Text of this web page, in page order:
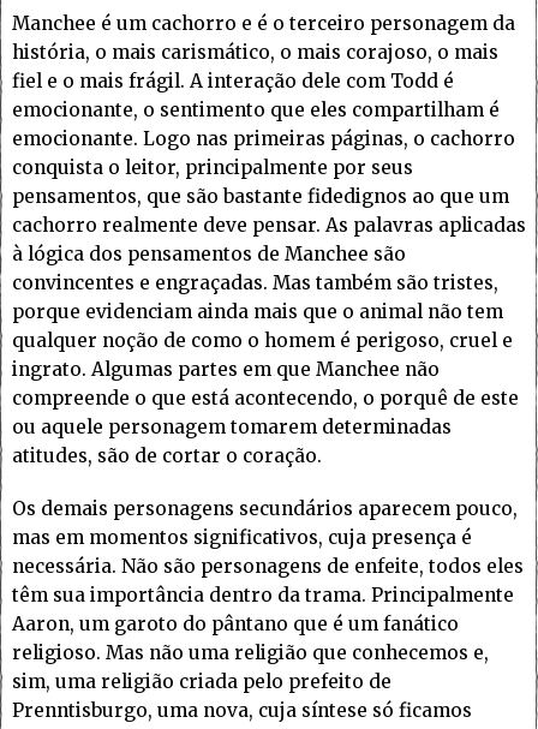
Manchee é um cachorro e é o terceiro personagem da
história, o mais carismático, o mais corajoso, o mais
fiel e o mais frágil. A interação dele com Todd é
emocionante, o sentimento que eles compartilham é
emocionante. Logo nas primeiras páginas, o cachorro
conquista o leitor, principalmente por seus
pensamentos, que são bastante fidedignos ao que um
cachorro realmente deve pensar. As palavras aplicadas
à lógica dos pensamentos de Manchee são
convincentes e engraçadas. Mas também são tristes,
porque evidenciam ainda mais que o animal não tem
qualquer noção de como o homem é perigoso, cruel e
ingrato. Algumas partes em que Manchee não
compreende o que está acontecendo, o porquê de este
ou aquele personagem tomarem determinadas
atitudes, são de cortar o coração.
Os demais personagens secundários aparecem pouco,
mas em momentos significativos, cuja presença é
necessária. Não são personagens de enfeite, todos eles
têm sua importância dentro da trama. Principalmente
Aaron, um garoto do pântano que é um fanático
religioso. Mas não uma religião que conhecemos e,
sim, uma religião criada pelo prefeito de
Prenntisburgo, uma nova, cuja síntese só ficamos